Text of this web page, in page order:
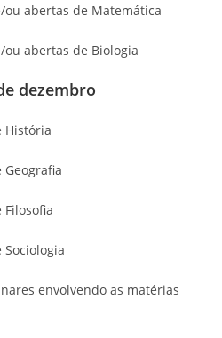
ou abertas de Matemática
abertas de Biologia
dezembro
História
envolvendo as matérias